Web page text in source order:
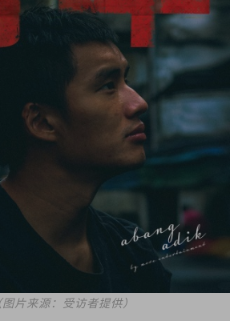
片来源：受访者提供）